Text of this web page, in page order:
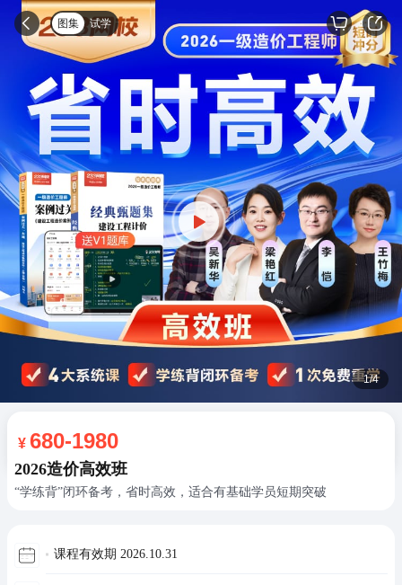
图集 试学
1/4
¥ 680-1980
2026造价高效班
“学练背”闭环备考，省时高效，适合有基础学员短期突破
课程有效期 2026.10.31